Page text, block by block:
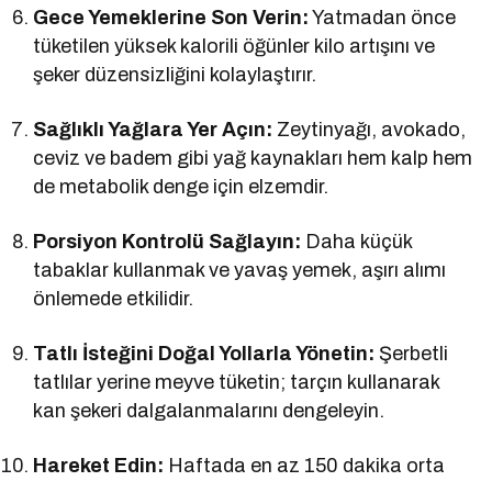
Gece Yemeklerine Son Verin: Yatmadan önce
tüketilen yüksek kalorili öğünler kilo artışını ve
şeker düzensizliğini kolaylaştırır.
Sağlıklı Yağlara Yer Açın: Zeytinyağı, avokado,
ceviz ve badem gibi yağ kaynakları hem kalp hem
de metabolik denge için elzemdir.
Porsiyon Kontrolü Sağlayın: Daha küçük
tabaklar kullanmak ve yavaş yemek, aşırı alımı
önlemede etkilidir.
Tatlı İsteğini Doğal Yollarla Yönetin: Şerbetli
tatlılar yerine meyve tüketin; tarçın kullanarak
kan şekeri dalgalanmalarını dengeleyin.
Hareket Edin: Haftada en az 150 dakika orta